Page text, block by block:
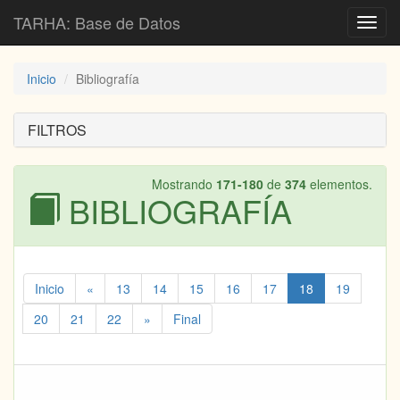
TARHA: Base de Datos
Inicio Bibliografía
FILTROS
Mostrando 171-180 de 374 elementos.
BIBLIOGRAFÍA
Inicio « 13 14 15 16 17 18
19
20
21 22 » Final